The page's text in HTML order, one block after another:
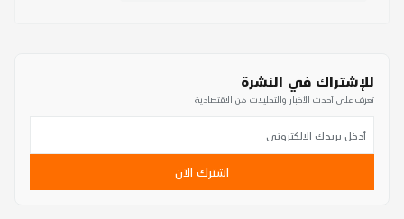
للإشتراك في النشرة
تعرف على أحدث الأخبار والتحليلات من الاقتصادية
اشترك الآن